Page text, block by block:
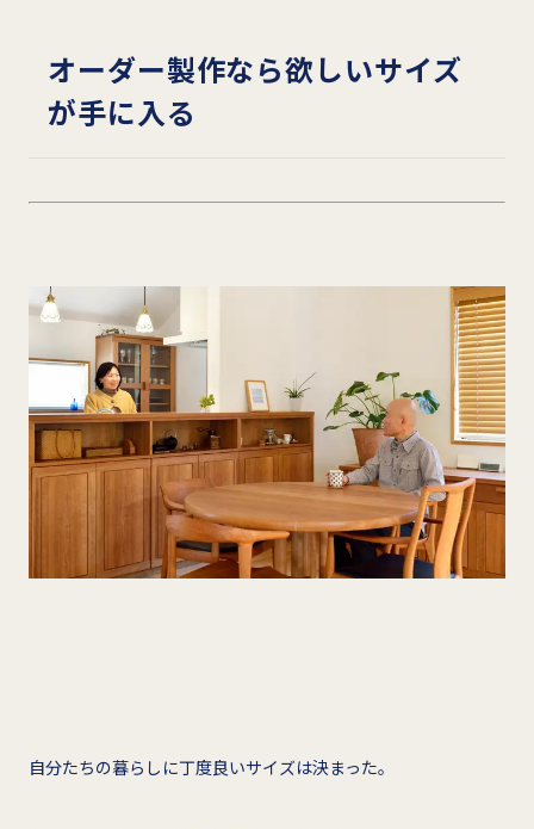
オーダー製作なら欲しいサイズ
が手に入る
自分たちの暮らしに丁度良いサイズは決まった。